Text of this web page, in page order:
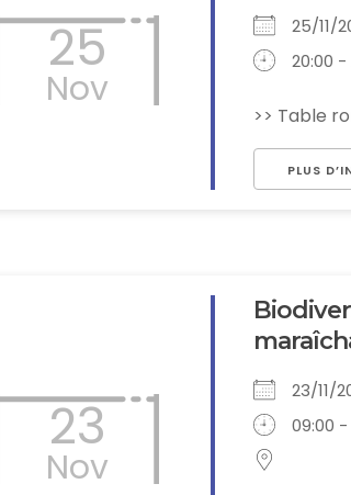
25
Nov
25/11/
20:00 -
>> Table
PLUS
23
Nov
23/11/
09:00 -